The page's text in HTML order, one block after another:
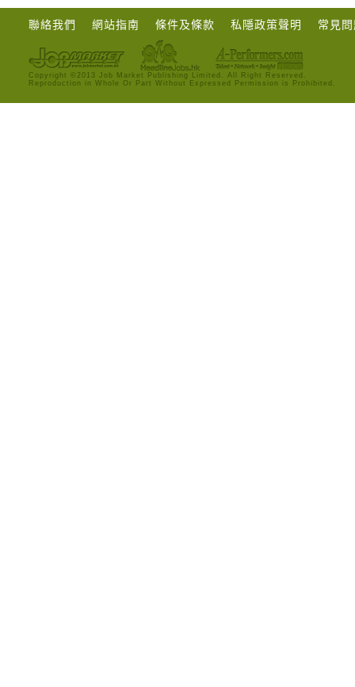
聯絡我們 網站指南 條件及條款 私隱政策聲明 常見
Copyright ©2013 Job Market Publishing Limited. All Right Reserved.
Reproduction in Whole Or Part Without Expressed Permission is Prohibited.